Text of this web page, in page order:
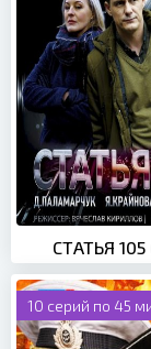
СТАТЬЯ 105
10 серий по 45